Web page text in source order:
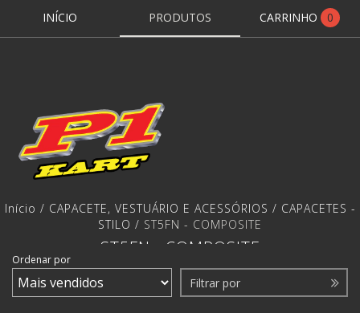
INÍCIO PRODUTOS CARRINHO 0
Início / CAPACETE, VESTUÁRIO E ACESSÓRIOS / CAPACETES -
STILO / ST5FN - COMPOSITE
ST5FN - COMPOSITE
Ordenar por
Filtrar por